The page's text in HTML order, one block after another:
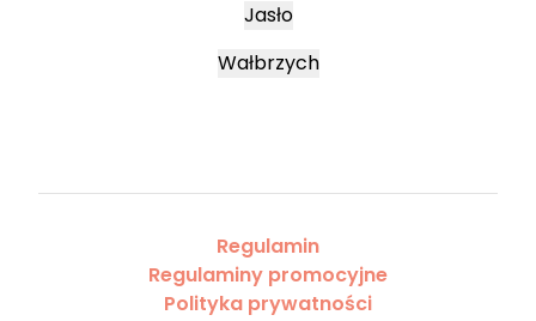
Jasło
Wałbrzych
Regulamin
Regulaminy promocyjne
Polityka prywatności